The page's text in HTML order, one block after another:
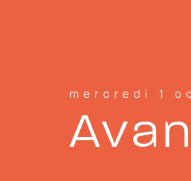
mercredi 1